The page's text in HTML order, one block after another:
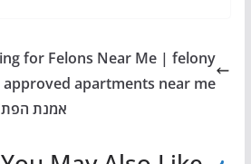
for Felons Near Me | felony
approved apartments near me
אמנת